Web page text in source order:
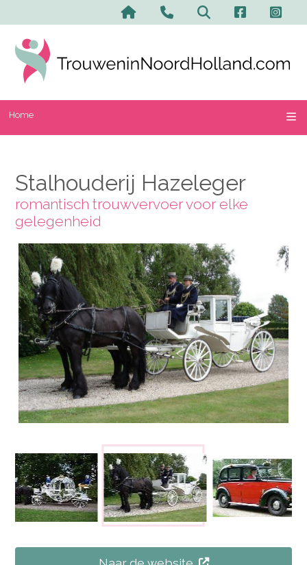
Home
Stalhouderij Hazeleger
romantisch trouwvervoer voor elke
gelegenheid